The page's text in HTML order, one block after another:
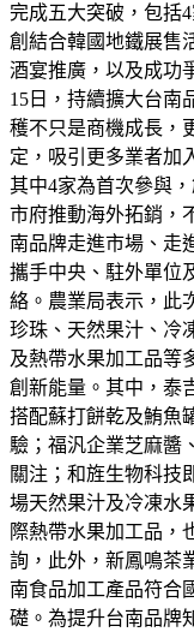
完成五大突破，包括
創結合韓國地鐵展售
酒宴推廣，以及成功
15日，持續擴大台南
穫不只是商機成長，
定，吸引更多業者加
其中4家為首次參與
市府推動海外拓銷，
南品牌走進市場、走
攜手中央、駐外單位
絡。農業局表示，此
珍珠、天然果汁、冷
及熱帶水果加工品等
創新能量。其中，泰
搭配蘇打餅乾及鮪魚
驗；福汎企業芝麻醬
關注；和旌生物科技
場天然果汁及冷凍水
際熱帶水果加工品，
詢，此外，新鳳鳴茶
南食品加工產品符合
礎。為提升台南品牌